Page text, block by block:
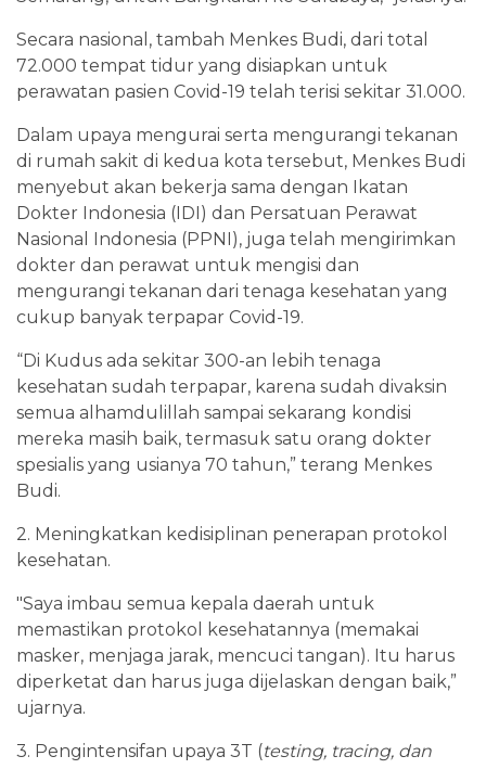
Secara nasional, tambah Menkes Budi, dari total
72.000 tempat tidur yang disiapkan untuk
perawatan pasien Covid-19 telah terisi sekitar 31.000.
Dalam upaya mengurai serta mengurangi tekanan
di rumah sakit di kedua kota tersebut, Menkes Budi
menyebut akan bekerja sama dengan Ikatan
Dokter Indonesia (IDI) dan Persatuan Perawat
Nasional Indonesia (PPNI), juga telah mengirimkan
dokter dan perawat untuk mengisi dan
mengurangi tekanan dari tenaga kesehatan yang
cukup banyak terpapar Covid-19.
“Di Kudus ada sekitar 300-an lebih tenaga
kesehatan sudah terpapar, karena sudah divaksin
semua alhamdulillah sampai sekarang kondisi
mereka masih baik, termasuk satu orang dokter
spesialis yang usianya 70 tahun,” terang Menkes
Budi.
2. Meningkatkan kedisiplinan penerapan protokol
kesehatan.
"Saya imbau semua kepala daerah untuk
memastikan protokol kesehatannya (memakai
masker, menjaga jarak, mencuci tangan). Itu harus
diperketat dan harus juga dijelaskan dengan baik,”
ujarnya.
3. Pengintensifan upaya 3T (testing, tracing, dan